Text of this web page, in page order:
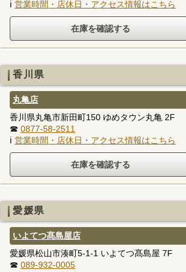
ℹ 営業時間・店休日・アクセス情報はこちら
香川県
丸亀店
香川県丸亀市新田町150 ゆめタウン丸亀 2F
☎ 0877-58-2511
ℹ 営業時間・店休日・アクセス情報はこちら
愛媛県
いよてつ髙島屋店
愛媛県松山市湊町5-1-1 いよてつ髙島屋 7F
☎ 089-932-0005